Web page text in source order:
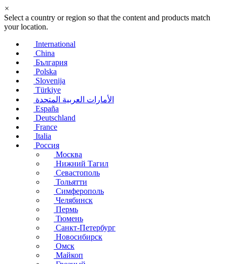
×
Select a country or region so that the content and products match
your location.
International
China
България
Polska
Slovenija
Türkiye
الأمارات العربية المتحدة
España
Deutschland
France
Italia
Россия
Москва
Нижний Тагил
Севастополь
Тольятти
Симферополь
Челябинск
Пермь
Тюмень
Санкт-Петербург
Новосибирск
Омск
Майкоп